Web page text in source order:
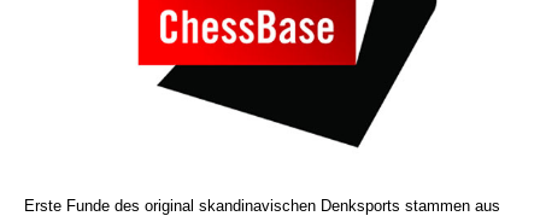
Erste Funde des original skandinavischen Denksports stammen aus